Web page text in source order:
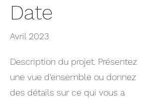
Date
Avril 2023
Description du projet. Présentez
une vue d'ensemble ou donnez
des détails sur ce qui vous a